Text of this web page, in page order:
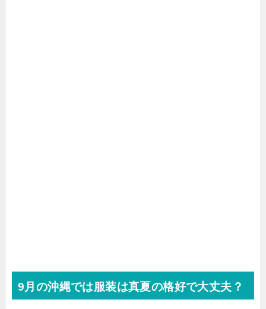
9月の沖縄では服装は真夏の格好で大丈夫？